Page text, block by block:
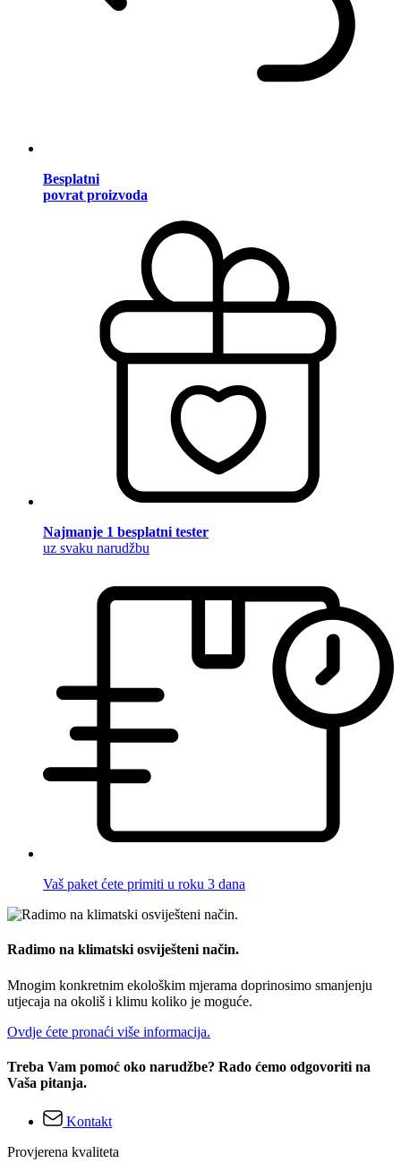
Besplatni
povrat proizvoda
Najmanje 1 besplatni tester
uz svaku narudžbu
Vaš paket ćete primiti u roku 3 dana
Radimo na klimatski osviješteni način.
Mnogim konkretnim ekološkim mjerama doprinosimo smanjenju
utjecaja na okoliš i klimu koliko je moguće.
Ovdje ćete pronaći više informacija.
Treba Vam pomoć oko narudžbe? Rado ćemo odgovoriti na
Vaša pitanja.
Kontakt
Provjerena kvaliteta